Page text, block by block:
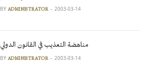
BY ADMINISTRATOR 2003-03-14
مناهضة التعذيب في القانون الدولي
BY ADMINISTRATOR 2003-03-14